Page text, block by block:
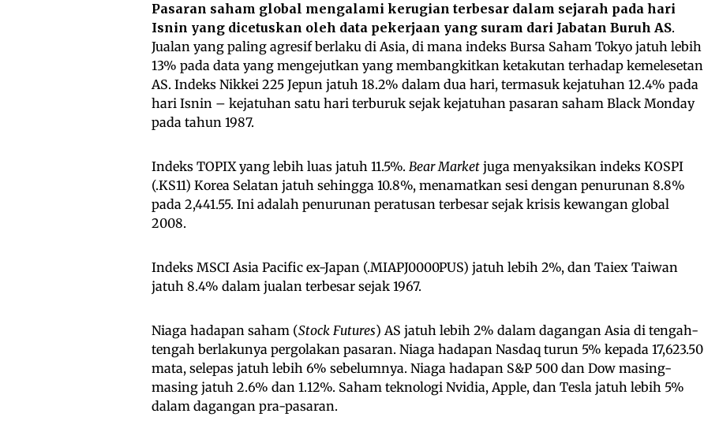
Pasaran saham global mengalami kerugian terbesar dalam sejarah pada hari
Isnin yang dicetuskan oleh data pekerjaan yang suram dari Jabatan Buruh AS.
Jualan yang paling agresif berlaku di Asia, di mana indeks Bursa Saham Tokyo jatuh lebih
13% pada data yang mengejutkan yang membangkitkan ketakutan terhadap kemelesetan
AS. Indeks Nikkei 225 Jepun jatuh 18.2% dalam dua hari, termasuk kejatuhan 12.4% pada
hari Isnin – kejatuhan satu hari terburuk sejak kejatuhan pasaran saham Black Monday
pada tahun 1987.
Indeks TOPIX yang lebih luas jatuh 11.5%. Bear Market juga menyaksikan indeks KOSPI
(.KS11) Korea Selatan jatuh sehingga 10.8%, menamatkan sesi dengan penurunan 8.8%
pada 2,441.55. Ini adalah penurunan peratusan terbesar sejak krisis kewangan global
2008.
Indeks MSCI Asia Pacific ex-Japan (.MIAPJ0000PUS) jatuh lebih 2%, dan Taiex Taiwan
jatuh 8.4% dalam jualan terbesar sejak 1967.
Niaga hadapan saham (Stock Futures) AS jatuh lebih 2% dalam dagangan Asia di tengah-
tengah berlakunya pergolakan pasaran. Niaga hadapan Nasdaq turun 5% kepada 17,623.50
mata, selepas jatuh lebih 6% sebelumnya. Niaga hadapan S&P 500 dan Dow masing-
masing jatuh 2.6% dan 1.12%. Saham teknologi Nvidia, Apple, dan Tesla jatuh lebih 5%
dalam dagangan pra-pasaran.